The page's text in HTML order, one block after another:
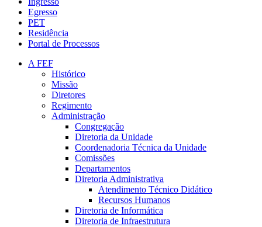
Egresso
PET
Residência
Portal de Processos
A FEF
Histórico
Missão
Diretores
Regimento
Administração
Congregação
Diretoria da Unidade
Coordenadoria Técnica da Unidade
Comissões
Departamentos
Diretoria Administrativa
Atendimento Técnico Didático
Recursos Humanos
Diretoria de Informática
Diretoria de Infraestrutura